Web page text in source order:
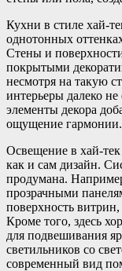
Кухни в стиле хай-
однотонных
Стены и
покрытыми
несмотря на такую
интерьеры далеко
элементы декора
ощущение гармонии.
Освещение в хай-
как и сам дизайн.
продумана.
прозрачными
поверхность
Кроме того, здесь
для подвешивания
светильников со
современный вид